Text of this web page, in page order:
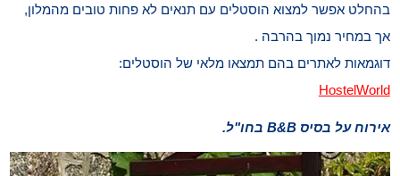
בהחלט אפשר למצוא הוסטלים עם תנאים לא פחות טובים מהמלון,
אך במחיר נמוך בהרבה .
דוגמאות לאתרים בהם תמצאו מלאי של הוסטלים:
HostelWorld
אירוח על בסיס B&B בחו"ל.